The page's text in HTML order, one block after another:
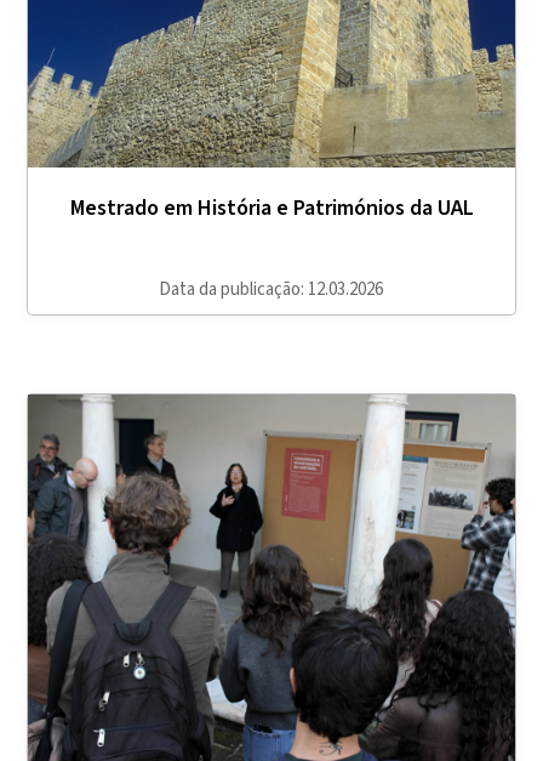
Mestrado em História e Patrimónios da UAL
Data da publicação: 12.03.2026